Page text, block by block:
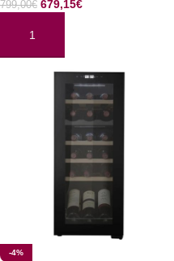
799,00€ 679,15€
AÑADIR AL CARRITO
-4%